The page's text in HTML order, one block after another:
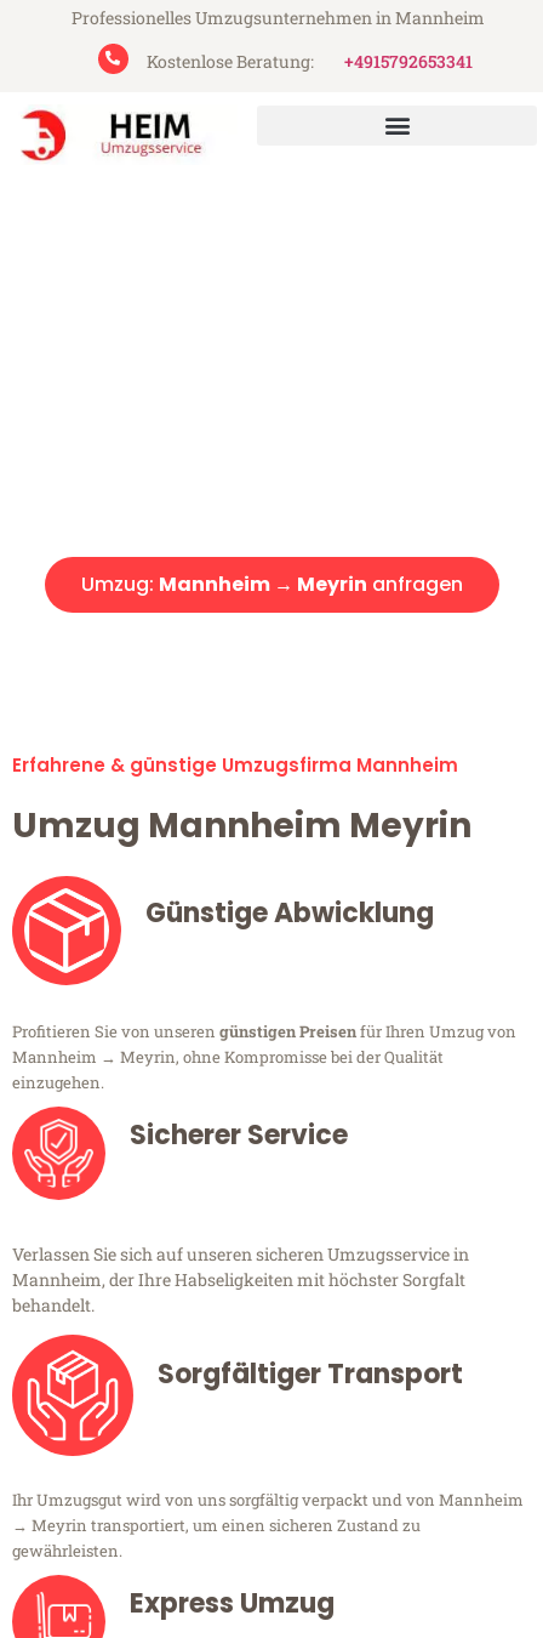
Professionelles Umzugsunternehmen in Mannheim
Kostenlose Beratung:
+4915792653341
Umzug: Mannheim → Meyrin anfragen
Erfahrene & günstige Umzugsfirma Mannheim
Umzug Mannheim Meyrin
Günstige Abwicklung
Profitieren Sie von unseren günstigen Preisenfür Ihren Umzug von
Mannheim → Meyrin, ohne Kompromisse bei der Qualität
einzugehen.
Sicherer Service
Verlassen Sie sich auf unseren sicheren Umzugsservice in
Mannheim, der Ihre Habseligkeiten mit höchster Sorgfalt
behandelt.
Sorgfältiger Transport
Ihr Umzugsgut wird von uns sorgfältig verpackt und von Mannheim
→ Meyrin transportiert, um einen sicheren Zustand zu
gewährleisten.
Express Umzug